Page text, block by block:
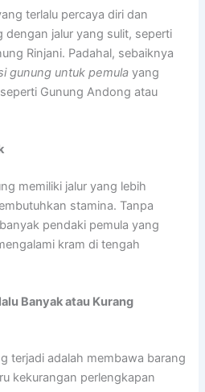
terlalu percaya diri dan
dengan jalur yang sulit, seperti
Rinjani. Padahal, sebaiknya
gunung untuk pemula yang
Gunung Andong atau
memiliki jalur yang lebih
stamina. Tanpa
pendaki pemula yang
kram di tengah
Banyak atau Kurang
terjadi adalah membawa barang
kekurangan perlengkapan